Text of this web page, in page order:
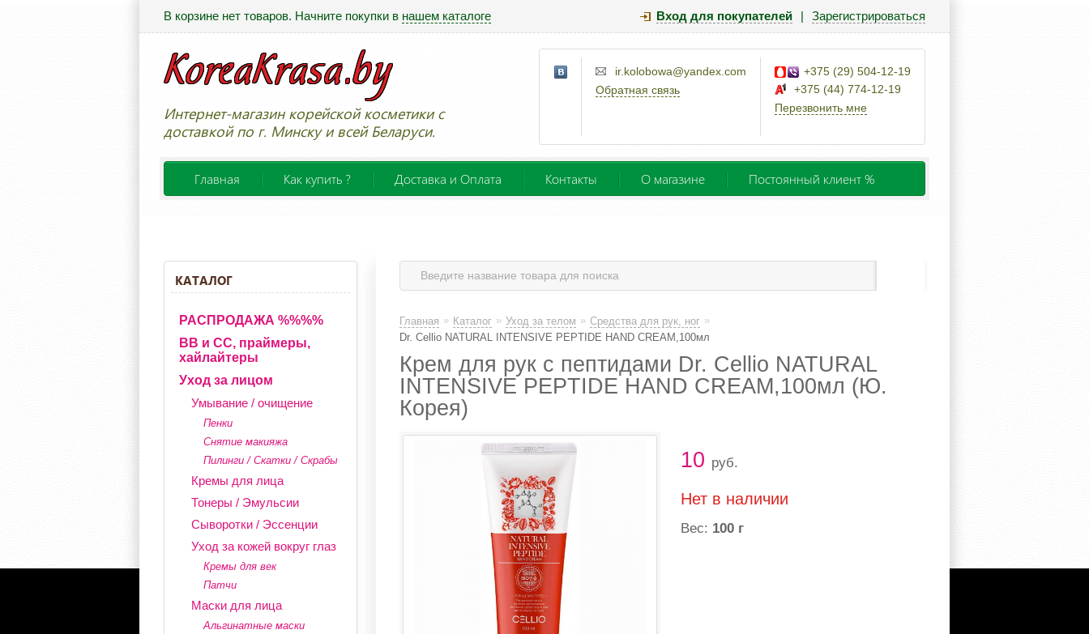
В корзине нет товаров. Начните покупки в нашем каталоге Вход для покупателей | Зарегистрироваться
Интернет-магазин корейской косметики с
доставкой по г. Минску и всей Беларуси.
ir.kolobowa@yandex.com
Обратная связь
+375 (29) 504-12-19
+375 (44) 774-12-19
Перезвонить мне
Главная Как купить ? Доставка и Оплата Контакты О магазине Постоянный клиент %
КАТАЛОГ
РАСПРОДАЖА %%%%
BB и CC, праймеры,
хайлайтеры
Уход за лицом
Умывание / очищение
Пенки
Снятие макияжа
Пилинги / Скатки / Скрабы
Кремы для лица
Тонеры / Эмульсии
Сыворотки / Эссенции
Уход за кожей вокруг глаз
Кремы для век
Патчи
Маски для лица
Альгинатные маски
Главная » Каталог » Уход за телом » Средства для рук, ног »
Dr. Cellio NATURAL INTENSIVE PEPTIDE HAND CREAM,100мл
Крем для рук с пептидами Dr. Cellio NATURAL
INTENSIVE PEPTIDE HAND CREAM,100мл (Ю.
Корея)
10 руб.
Нет в наличии
Вес: 100 г